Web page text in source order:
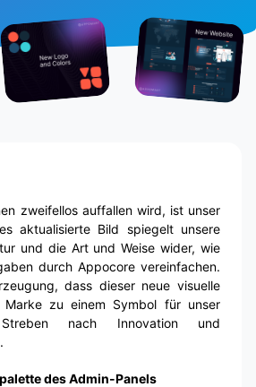
zweifellos auffallen wird, ist unser
aktualisierte Bild spiegelt unsere
und die Art und Weise wider, wie
durch Appocore vereinfachen.
dass dieser neue visuelle
Marke zu einem Symbol für unser
Streben nach Innovation und
des Admin-Panels